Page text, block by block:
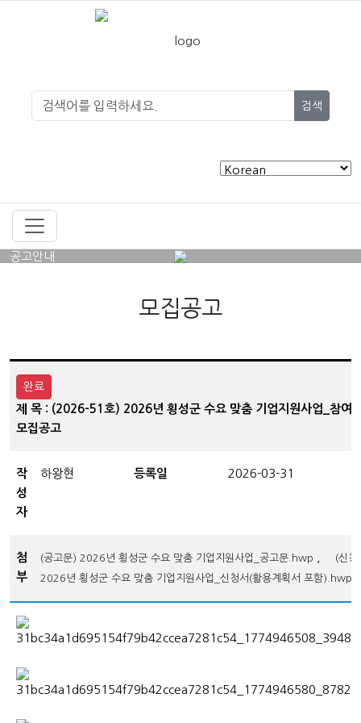
검색
공고안내
모집공고
완료
제 목 : (2026-51호) 2026년 횡성군 수요 맞춤 기업지원사업_참여
모집공고
작
성
자
하왕현 등록일 2026-03-31
첨
부
(공고문) 2026년 횡성군 수요 맞춤 기업지원사업_공고문.hwp
(신청
2026년 횡성군 수요 맞춤 기업지원사업_신청서(활용계획서 포함).hwp